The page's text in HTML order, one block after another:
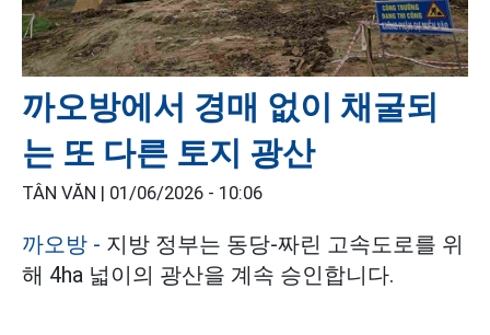
까오방에서 경매 없이 채굴되
는 또 다른 토지 광산
TÂN VĂN | 01/06/2026 - 10:06
까오방 - 지방 정부는 동당-짜린 고속도로를 위
해 4ha 넓이의 광산을 계속 승인합니다.